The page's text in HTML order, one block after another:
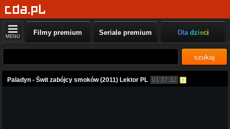
MENU Filmy premium Seriale premium Dla dzieci
szukaj
Paladyn - Świt zabójcy smoków (2011) Lektor PL 01:37:32